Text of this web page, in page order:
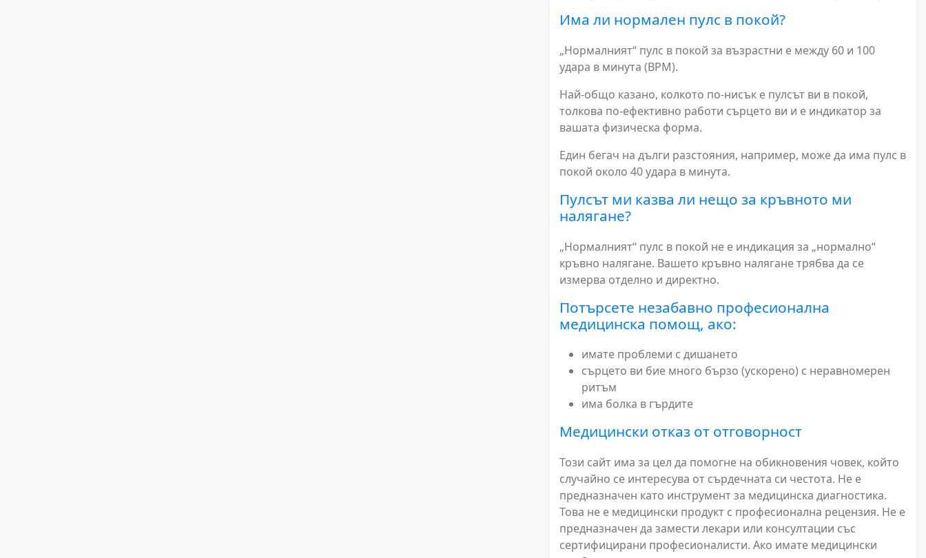
Има ли нормален пулс в покой?
„Нормалният“ пулс в покой за възрастни е между 60 и 100
удара в минута (BPM).
Най-общо казано, колкото по-нисък е пулсът ви в покой,
толкова по-ефективно работи сърцето ви и е индикатор за
вашата физическа форма.
Един бегач на дълги разстояния, например, може да има пулс в
покой около 40 удара в минута.
Пулсът ми казва ли нещо за кръвното ми
налягане?
„Нормалният“ пулс в покой не е индикация за „нормално“
кръвно налягане. Вашето кръвно налягане трябва да се
измерва отделно и директно.
Потърсете незабавно професионална
медицинска помощ, ако:
имате проблеми с дишането
сърцето ви бие много бързо (ускорено) с неравномерен
ритъм
има болка в гърдите
Медицински отказ от отговорност
Този сайт има за цел да помогне на обикновения човек, който
случайно се интересува от сърдечната си честота. Не е
предназначен като инструмент за медицинска диагностика.
Това не е медицински продукт с професионална рецензия. Не е
предназначен да замести лекари или консултации със
сертифицирани професионалисти. Ако имате медицински